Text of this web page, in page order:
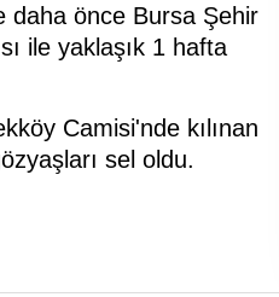
daha önce Bursa Şehir
ile yaklaşık 1 hafta
Camisi'nde kılınan
sel oldu.